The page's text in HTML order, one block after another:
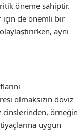
öneme sahiptir.
için de önemli bir
aynı
olmaksızın döviz
cinslerinden, örneğin
uygun